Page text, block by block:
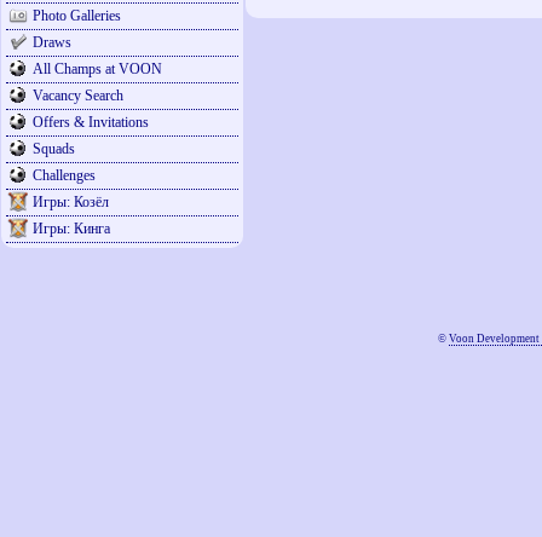
Photo Galleries
Draws
All Champs at VOON
Vacancy Search
Offers & Invitations
Squads
Challenges
Игры: Козёл
Игры: Кинга
© Voon Development